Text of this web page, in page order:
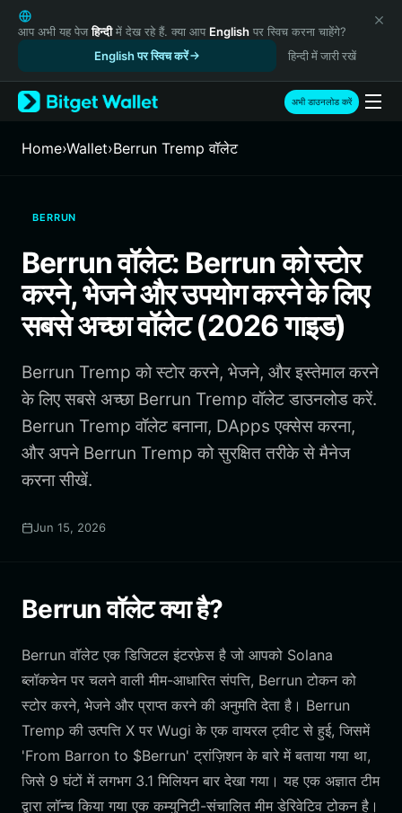
English
日本語
Русский
Español (Latinoamérica)
Türkçe
Italiano
繁體中文
Português (Portugal)
Bahasa Indonesia
ภาษาไทย
Português (Brasil)
Español (Argentina)
आप अभी यह पेजहिन्दीमें देख रहे हैं. क्या आप English पर स्विच करना चाहेंगे?
English पर स्विच करें
हिन्दी में जारी रखें
अभी डाउनलोड करें
Home›Wallet›Berrun Tremp वॉलेट
BERRUN
Berrun वॉलेट: Berrun को स्टोर
करने, भेजने और उपयोग करने के लिए
सबसे अच्छा वॉलेट (2026 गाइड)
Berrun Tremp को स्टोर करने, भेजने, और इस्तेमाल करने
के लिए सबसे अच्छा Berrun Tremp वॉलेट डाउनलोड करें.
Berrun Tremp वॉलेट बनाना, DApps एक्सेस करना,
और अपने Berrun Tremp को सुरक्षित तरीके से मैनेज
करना सीखें.
Jun 15, 2026
Berrun वॉलेट क्या है?
Berrun वॉलेट एक डिजिटल इंटरफ़ेस है जो आपको Solana
ब्लॉकचेन पर चलने वाली मीम-आधारित संपत्ति, Berrun टोकन को
स्टोर करने, भेजने और प्राप्त करने की अनुमति देता है। Berrun
Tremp की उत्पत्ति X पर Wugi के एक वायरल ट्वीट से हुई, जिसमें
'From Barron to $Berrun' ट्रांज़िशन के बारे में बताया गया था,
जिसे 9 घंटों में लगभग 3.1 मिलियन बार देखा गया। यह एक अज्ञात टीम
द्वारा लॉन्च किया गया एक कम्युनिटी-संचालित मीम डेरिवेटिव टोकन है।